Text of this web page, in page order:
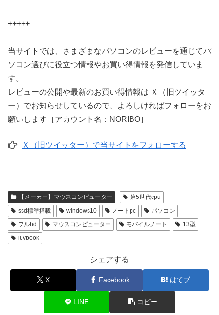
+++++
当サイトでは、さまざまなパソコンのレビューを通じてパ
ソコン選びに役立つ情報やお買い得情報を発信していま
す。
レビューの公開や最新のお買い得情報は Ｘ（旧ツイッタ
ー）でお知らせしているので、よろしければフォローをお
願いします［アカウント名：NORIBO］
Ｘ（旧ツイッター）で当サイトをフォローする
【メーカー】マウスコンピューター
第5世代cpu
ssd標準搭載
windows10 ノートpc
パソコン
フルhd
マウスコンピューター モバイルノート
13型
luvbook
シェアする
X Facebook はてブ
LINE コピー